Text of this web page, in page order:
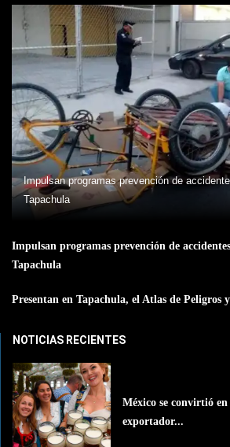
Impulsan programas prevención de
Tapachula
Impulsan programas prevención de
Tapachula
Presentan en Tapachula, el Atlas de Peligros y
NOTICIAS RECIENTES
México se convirtió
exportador...